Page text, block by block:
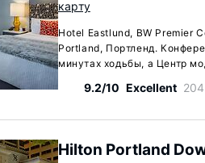
карту
Hotel Eastlund, BW Premier
Portland, Портленд.
минутах ходьбы, а Центр
9.2/10 Excellent
Hilton Portland